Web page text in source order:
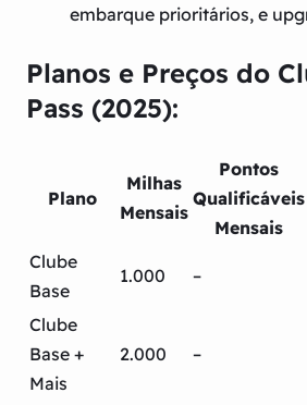
embarque prioritários, e
Planos e Preços do
Pass (2025):
Plano
Milhas
Mensais
Pontos
Qualificáveis
Mensais
Clube
Base
1.000 –
Clube
Base +
Mais
2.000 –